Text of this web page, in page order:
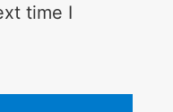
time I